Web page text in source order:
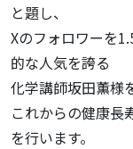
と題し、
Xのフォロワーを
的な人気を誇る
化学講師坂田薫様
これからの健康長
を行います。